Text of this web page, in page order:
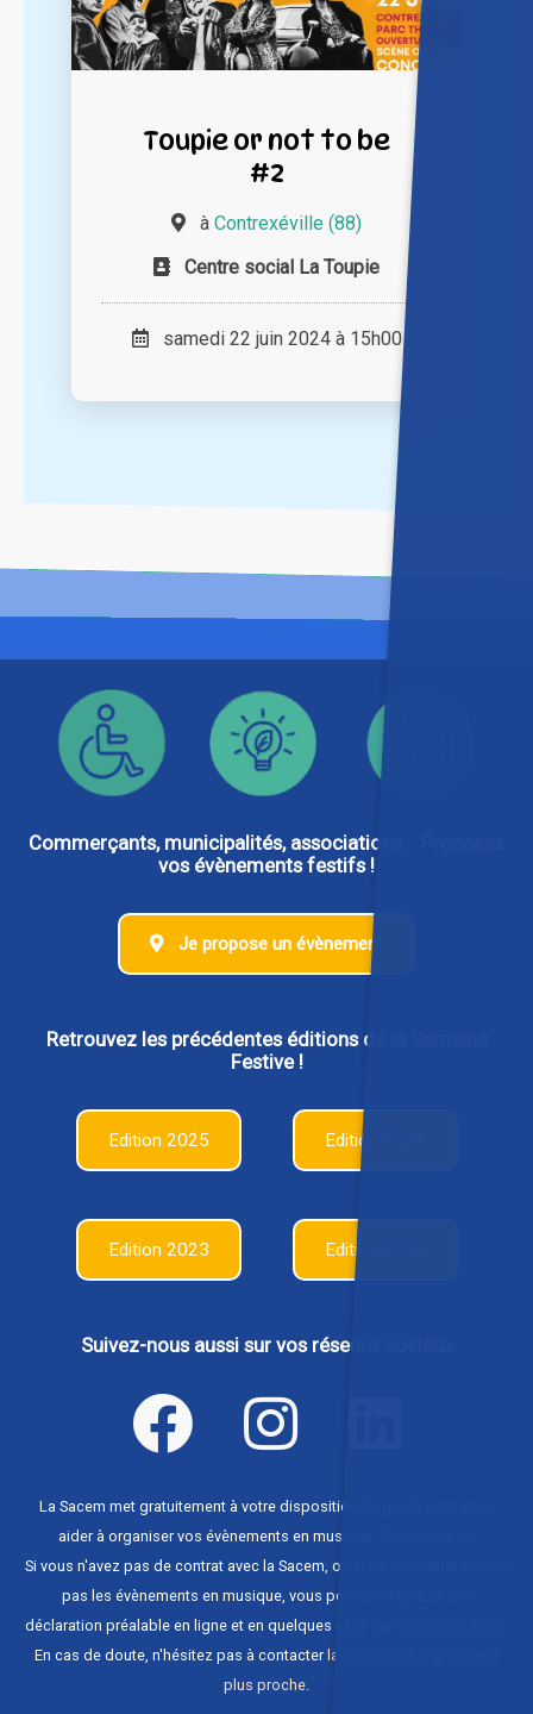
Toupie or not to be
#2
à Contrexéville (88)
Centre social La Toupie
samedi 22 juin 2024 à 15h00
Commerçants, municipalités, associations... Proposez
vos évènements festifs !
Je propose un évènement
Retrouvez les précédentes éditions de la Semaine
Festive !
Edition 2025 Edition 2024
Edition 2023 Edition 2022
Suivez-nous aussi sur vos réseaux sociaux
La Sacem met gratuitement à votre disposition un guide pour vous
aider à organiser vos évènements en musique,
Si vous n'avez pas de contrat avec la Sacem, ou si ce contrat ne couvre
pas les évènements en musique, vous pouvez effectuer une
déclaration préalable en ligne et en quelques clics sur
En cas de doute, n'hésitez pas à contacter la délégation régionale la
plus proche.